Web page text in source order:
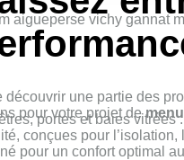
portes et baies vitrées
conçues pour
pour un confort optimal
découvrir une partie des
pour votre projet de